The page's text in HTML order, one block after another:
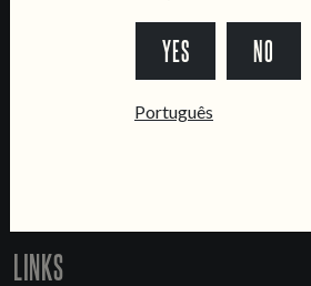
Intendente Taproom
LINKS
YES NO
Português